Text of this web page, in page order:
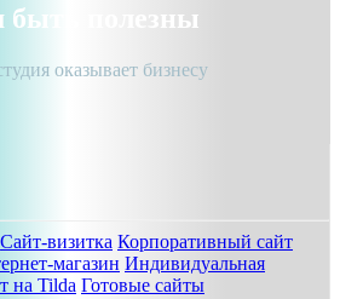
полезны
оказывает бизнесу
Cайт-визитка Корпоративный сайт
магазин Индивидуальная
на Tilda Готовые сайты